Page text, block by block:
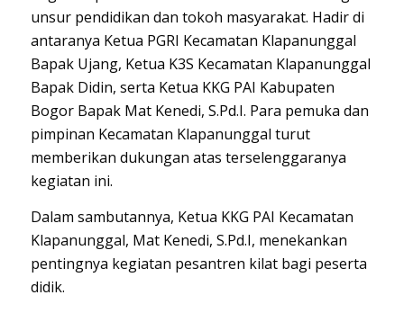
unsur pendidikan dan tokoh masyarakat. Hadir di
antaranya Ketua PGRI Kecamatan Klapanunggal
Bapak Ujang, Ketua K3S Kecamatan Klapanunggal
Bapak Didin, serta Ketua KKG PAI Kabupaten
BogorBapak Mat Kenedi, S.Pd.I. Para pemuka dan
pimpinan Kecamatan Klapanunggal turut
memberikan dukungan atas terselenggaranya
kegiatan ini.
Dalam sambutannya, Ketua KKG PAI Kecamatan
Klapanunggal, Mat Kenedi, S.Pd.I, menekankan
pentingnya kegiatan pesantren kilat bagi peserta
didik.